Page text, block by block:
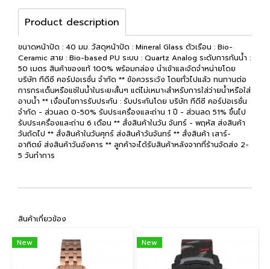
Product description
ขนาดหน้าปัด : 40 มม. วัสดุหน้าปัด : Mineral Glass ตัวเรือน : Bio-
Ceramic สาย : Bio-based PU ระบบ : Quartz Analog ระดับการกันน้ำ :
50 เมตร สินค้าของแท้ 100% พร้อมกล่อง นำเข้าและจัดจำหน่ายโดย
บริษัท ทีดีซี คอร์ปอเรชั่น จำกัด ** ข้อควรระวัง โดยทั่วไปแล้ว ทนทานต่อ
การกระเด็นหรือแช่ในน้ำในระยะสั้นๆ แต่ไม่เหมาะสำหรับการใส่ว่ายน้ำหรือใส่
อาบน้ำ ** เงื่อนไขการรับประกัน : รับประกันโดย บริษัท ทีดีซี คอร์ปอเรชั่น
จำกัด - ส่วนลด 0-50% รับประเครื่องและถ่าน 1 ปี - ส่วนลด 51% ขึ้นไป
รับประเครื่องและถ่าน 6 เดือน ** สั่งสินค้าในวัน จันทร์ - พฤหัส ส่งสินค้า
วันถัดไป ** สั่งสินค้าในวันศุกร์ ส่งสินค้าวันจันทร์ ** สั่งสินค้า เสาร์-
อาทิตย์ ส่งสินค้าวันอังคาร ** ลูกค้าจะได้รับสินค้าหลังจากที่ร้านจัดส่ง 2-
5 วันทำการ
สินค้าเกี่ยวข้อง
New New